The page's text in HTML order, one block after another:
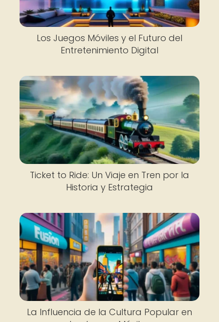
Los Juegos Móviles y el Futuro del
Entretenimiento Digital
Ticket to Ride: Un Viaje en Tren por la
Historia y Estrategia
La Influencia de la Cultura Popular en